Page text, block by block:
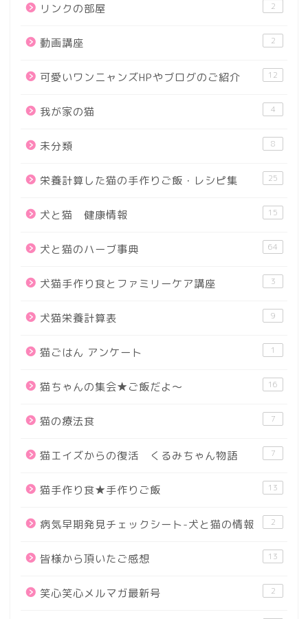
リンクの部屋 2
動画講座 2
可愛いワンニャンズHPやブログのご紹介 12
我が家の猫 4
未分類 8
栄養計算した猫の手作りご飯・レシピ集 25
犬と猫 健康情報 15
犬と猫のハーブ事典 64
犬猫手作り食とファミリーケア講座 3
犬猫栄養計算表 9
猫ごはん アンケート 1
猫ちゃんの集会★ご飯だよ～ 16
猫の療法食 7
猫エイズからの復活 くるみちゃん物語 7
猫手作り食★手作りご飯 13
病気早期発見チェックシート-犬と猫の情報 2
皆様から頂いたご感想 13
笑心笑心メルマガ最新号 2